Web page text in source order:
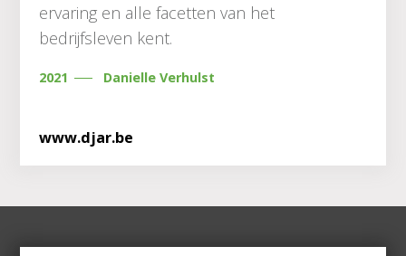
ervaring en alle facetten van het
bedrijfsleven kent.
2021 Danielle Verhulst
www.djar.be